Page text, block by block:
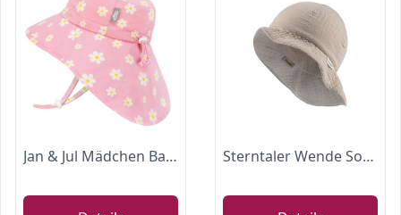
Jan & Jul Mädchen Baumwoll-Sonnenhut mit Nackenschutz, Faltbare Xplorermütze für Kinder (XL: 5-12 Jahre, Pink Daisy) Sterntaler Wende Sonnenhut Uni - Strandhut aus Musselin(Bio) - UV-Schutz 30 Sommerhut Mädchen - mit elastischen Gummiband und Nackenschutz - Baby Kinder Kopfbedeckung - beige, Größe 39